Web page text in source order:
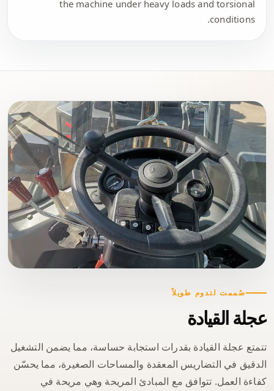
the machine under heavy loads and torsional
conditions.
صُممت لتدوم طويلاً
عجلة القيادة
تتمتع عجلة القيادة بقدرات استجابة حساسة، مما يضمن التشغيل
الدقيق في التضاريس المعقدة والمساحات الصغيرة، مما يحسّن
كفاءة العمل. تتوافق مع المبادئ المريحة وهي مريحة في